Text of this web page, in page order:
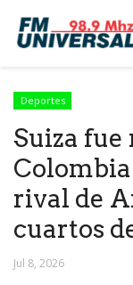
Deportes
Suiza fue
rival de
cuartos
Jul 8, 2026